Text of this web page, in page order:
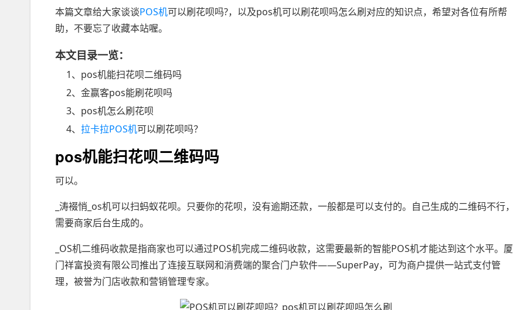
本篇文章给大家谈谈POS机可以刷花呗吗?，以及pos机可以刷花呗吗怎么刷对应的知识点，希望对各位有所帮
助，不要忘了收藏本站喔。
本文目录一览：
1、pos机能扫花呗二维码吗
2、金赢客pos能刷花呗吗
3、pos机怎么刷花呗
4、拉卡拉POS机可以刷花呗吗？
pos机能扫花呗二维码吗
可以。
_涛裰悄_os机可以扫蚂蚁花呗。只要你的花呗，没有逾期还款，一般都是可以支付的。自己生成的二维码不行，
需要商家后台生成的。
_OS机二维码收款是指商家也可以通过POS机完成二维码收款，这需要最新的智能POS机才能达到这个水平。厦
门祥富投资有限公司推出了连接互联网和消费端的聚合门户软件——SuperPay，可为商户提供一站式支付管
理，被誉为门店收款和营销管理专家。